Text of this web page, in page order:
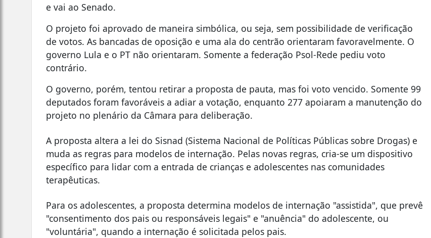
e vai ao Senado.
O projeto foi aprovado de maneira simbólica, ou seja, sem possibilidade de verificação
de votos. As bancadas de oposição e uma ala do centrão orientaram favoravelmente. O
governo Lula e o PT não orientaram. Somente a federação Psol-Rede pediu voto
contrário.
O governo, porém, tentou retirar a proposta de pauta, mas foi voto vencido. Somente 99
deputados foram favoráveis a adiar a votação, enquanto 277 apoiaram a manutenção do
projeto no plenário da Câmara para deliberação.
A proposta altera a lei do Sisnad (Sistema Nacional de Políticas Públicas sobre Drogas) e
muda as regras para modelos de internação. Pelas novas regras, cria-se um dispositivo
específico para lidar com a entrada de crianças e adolescentes nas comunidades
terapêuticas.
Para os adolescentes, a proposta determina modelos de internação "assistida", que prevê
"consentimento dos pais ou responsáveis legais" e "anuência" do adolescente, ou
"voluntária", quando a internação é solicitada pelos pais.